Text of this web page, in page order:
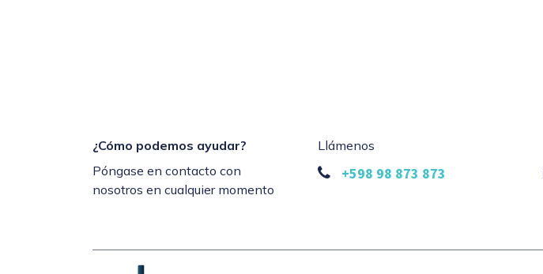
¿Cómo podemos ayudar?
Póngase en contacto con
nosotros en cualquier momento
Llámenos
+598 98 873 873